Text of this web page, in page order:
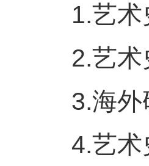
1.艺术
2.艺术
3.海外
4.艺术